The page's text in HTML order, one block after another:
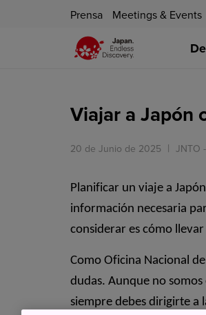
Prensa Meetings & Events
Viajar a Japón
20 de Junio de 2025 JNTO
Planificar un viaje a
información necesaria
considerar es cómo
Como Oficina Nacional
dudas. Aunque no
siempre debes dirigirte a